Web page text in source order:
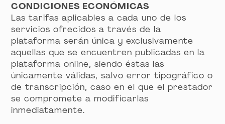
CONDICIONES ECONÓMICAS
Las tarifas aplicables a cada uno de los
servicios ofrecidos a través de la
plataforma serán única y exclusivamente
aquellas que se encuentren publicadas en la
plataforma online, siendo éstas las
únicamente válidas, salvo error tipográfico o
de transcripción, caso en el que el prestador
se compromete a modificarlas
inmediatamente.